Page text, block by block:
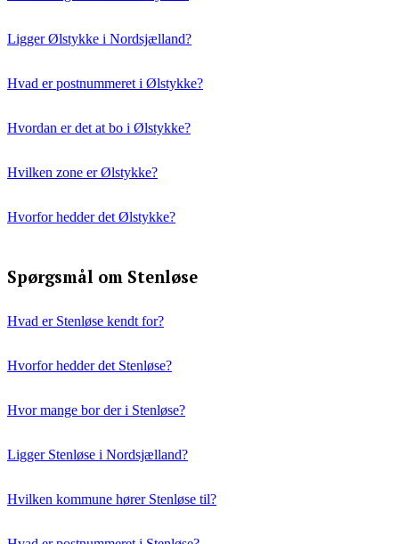
Ligger Ølstykke i Nordsjælland?
Hvad er postnummeret i Ølstykke?
Hvordan er det at bo i Ølstykke?
Hvilken zone er Ølstykke?
Hvorfor hedder det Ølstykke?
Spørgsmål om Stenløse
Hvad er Stenløse kendt for?
Hvorfor hedder det Stenløse?
Hvor mange bor der i Stenløse?
Ligger Stenløse i Nordsjælland?
Hvilken kommune hører Stenløse til?